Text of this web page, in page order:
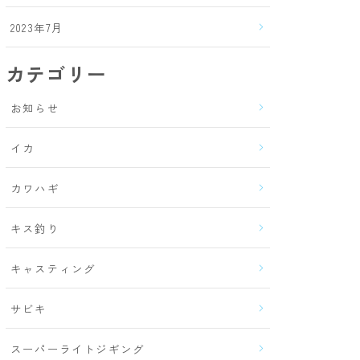
2023年7月
カテゴリー
お知らせ
イカ
カワハギ
キス釣り
キャスティング
サビキ
スーパーライトジギング